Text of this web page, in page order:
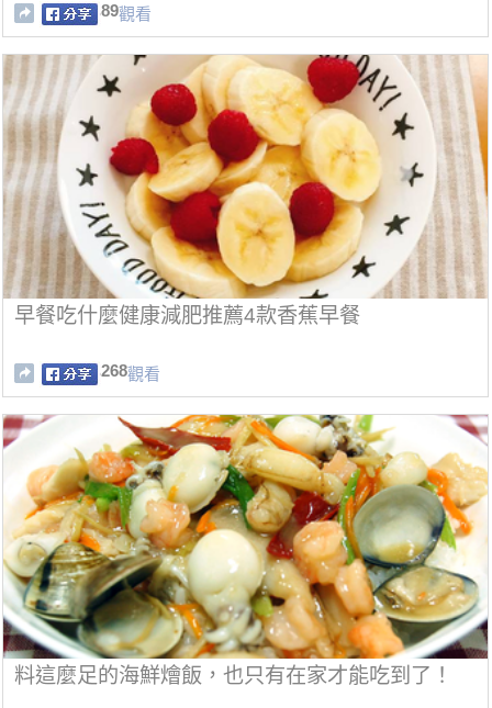
89觀看
早餐吃什麼健康減肥推薦4款香蕉早餐
268觀看
料這麼足的海鮮燴飯，也只有在家才能吃到了！